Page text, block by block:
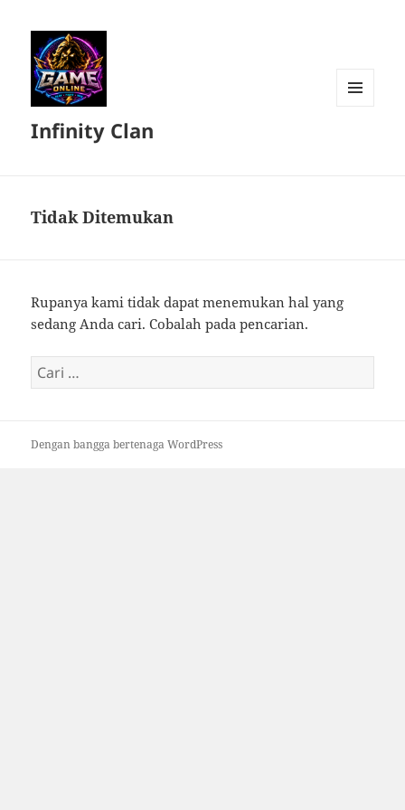
Infinity Clan
Tidak Ditemukan
Rupanya kami tidak dapat menemukan hal yang
sedang Anda cari. Cobalah pada pencarian.
Cari
untuk:
Dengan bangga bertenaga WordPress